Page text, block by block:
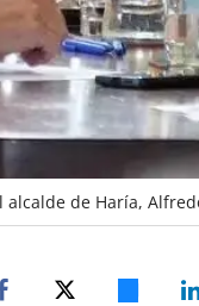
alcalde de Haría,